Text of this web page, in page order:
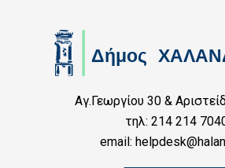
Αγ.Γεωργίου 30 &
τηλ: 214 214
email: